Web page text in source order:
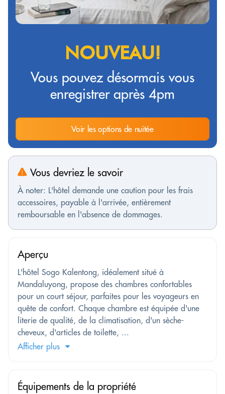
NOUVEAU!
Vous pouvez désormais vous
enregistrer après 4pm
Voir les options de nuitée
Vous devriez le savoir
À noter: L'hôtel demande une caution pour les frais
accessoires, payable à l'arrivée, entièrement
remboursable en l'absence de dommages.
Aperçu
L'hôtel Sogo Kalentong, idéalement situé à
Mandaluyong, propose des chambres confortables
pour un court séjour, parfaites pour les voyageurs en
quête de confort. Chaque chambre est équipée d'une
literie de qualité, de la climatisation, d'un sèche-
cheveux, d'articles de toilette, ...
Afficher plus
Équipements de la propriété